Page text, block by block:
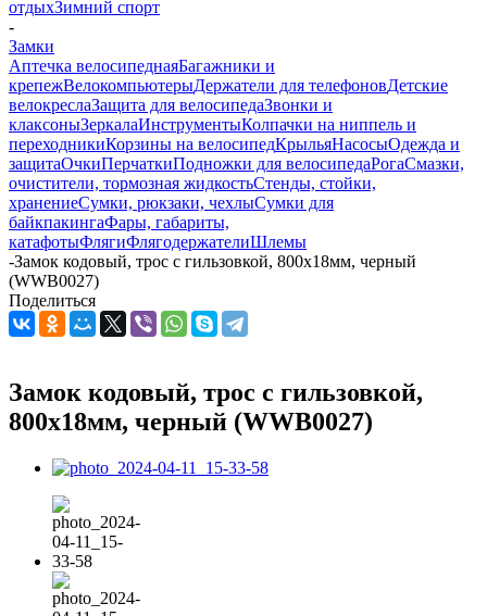
отдыхЗимний спорт
-
Замки
Аптечка велосипеднаяБагажники и
крепежВелокомпьютерыДержатели для телефоновДетские
велокреслаЗащита для велосипедаЗвонки и
клаксоныЗеркалаИнструментыКолпачки на ниппель и
переходникиКорзины на велосипедКрыльяНасосыОдежда и
защитаОчкиПерчаткиПодножки для велосипедаРогаСмазки,
очистители, тормозная жидкостьСтенды, стойки,
хранениеСумки, рюкзаки, чехлыСумки для
байкпакингаФары, габариты,
катафотыФлягиФлягодержателиШлемы
-Замок кодовый, трос с гильзовкой, 800х18мм, черный
(WWB0027)
Поделиться
Замок кодовый, трос с гильзовкой,
800х18мм, черный (WWB0027)